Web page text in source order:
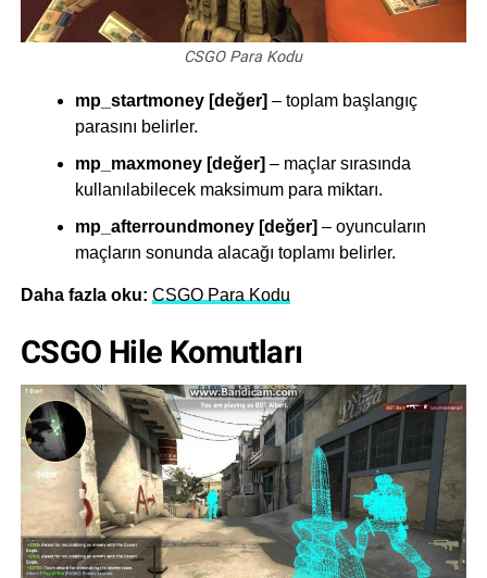
CSGO Para Kodu
mp_startmoney [değer] – toplam başlangıç ​​
parasını belirler.
mp_maxmoney [değer] – maçlar sırasında
kullanılabilecek maksimum para miktarı.
mp_afterroundmoney [değer] – oyuncuların
maçların sonunda alacağı toplamı belirler.
Daha fazla oku: CSGO Para Kodu
CSGO Hile Komutları